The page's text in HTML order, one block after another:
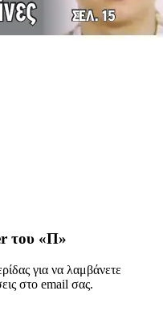
του «Π»
για να λαμβάνετε
στο email σας.